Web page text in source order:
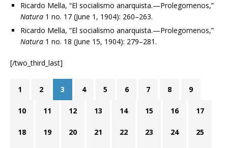
Ricardo Mella, “El socialismo anarquista.—Prolegomenos,”
Natura 1 no. 17 (June 1, 1904): 260–263.
Ricardo Mella, “El socialismo anarquista.—Prolegomenos,”
Natura 1 no. 18 (June 15, 1904): 279–281.
[/two_third_last]
1 2 3 4 5 6 7 8 9
10 11 12 13 14 15 16 17
18 19 20 21 22 23 24 25